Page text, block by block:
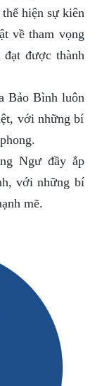
hiện sự kiên
về tham vọng
được thành
Bảo Bình luôn
với những bí
Ngư đầy ắp
với những bí
mẽ.